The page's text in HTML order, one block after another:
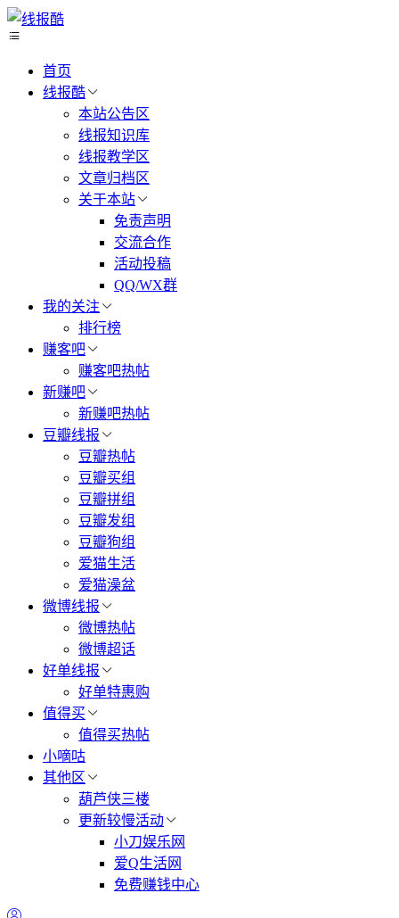
首页
线报酷
本站公告区
线报知识库
线报教学区
文章归档区
关于本站
免责声明
交流合作
活动投稿
QQ/WX群
我的关注
排行榜
赚客吧
赚客吧热帖
新赚吧
新赚吧热帖
豆瓣线报
豆瓣热帖
豆瓣买组
豆瓣拼组
豆瓣发组
豆瓣狗组
爱猫生活
爱猫澡盆
微博线报
微博热帖
微博超话
好单线报
好单特惠购
值得买
值得买热帖
小嘀咕
其他区
葫芦侠三楼
更新较慢活动
小刀娱乐网
爱Q生活网
免费赚钱中心